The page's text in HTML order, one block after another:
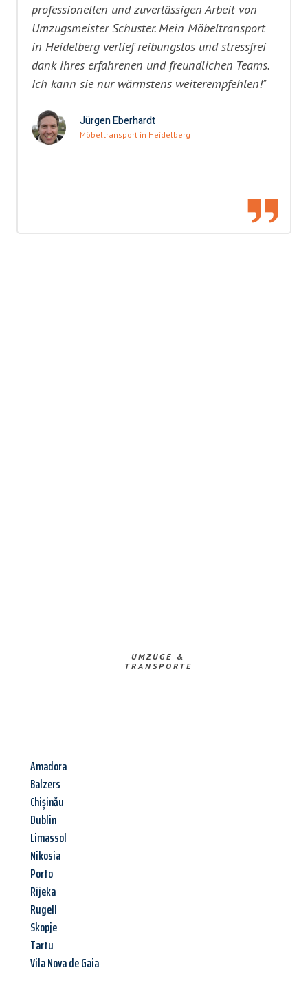
professionellen und zuverlässigen Arbeit von
Umzugsmeister Schuster. Mein Möbeltransport
in Heidelberg verlief reibungslos und stressfrei
dank ihres erfahrenen und freundlichen Teams.
Ich kann sie nur wärmstens weiterempfehlen!"
Jürgen Eberhardt
Möbeltransport in Heidelberg
UMZÜGE &
TRANSPORTE
Amadora
Balzers
Chișinău
Dublin
Limassol
Nikosia
Porto
Rijeka
Rugell
Skopje
Tartu
Vila Nova de Gaia